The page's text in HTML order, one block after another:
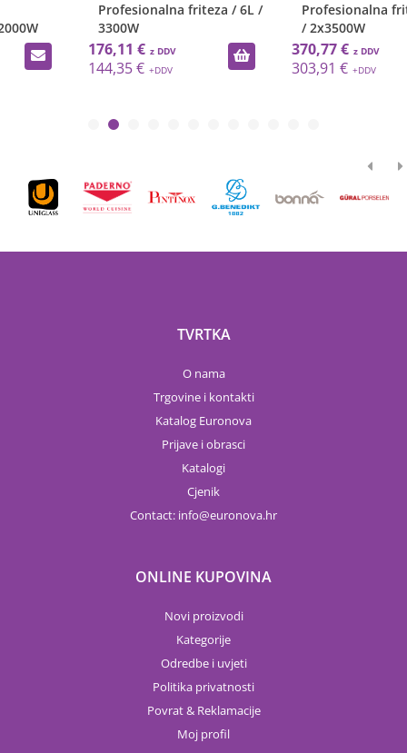
Profesionalna friteza / 6L /
3300W
176,11 €
144,35 €
Profesionalna friteza / 2x8l
370,77 €
303,91 €
TVRTKA
O nama
Trgovine i kontakti
Katalog Euronova
Prijave i obrasci
Katalogi
Cjenik
Contact: info euronova.hr
ONLINE KUPOVINA
Novi proizvodi
Kategorije
Odredbe i uvjeti
Politika privatnosti
Povrat & Reklamacije
Moj profil